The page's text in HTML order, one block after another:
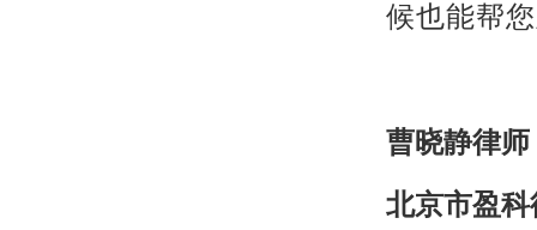
候也能帮
曹晓静律
北京市盈